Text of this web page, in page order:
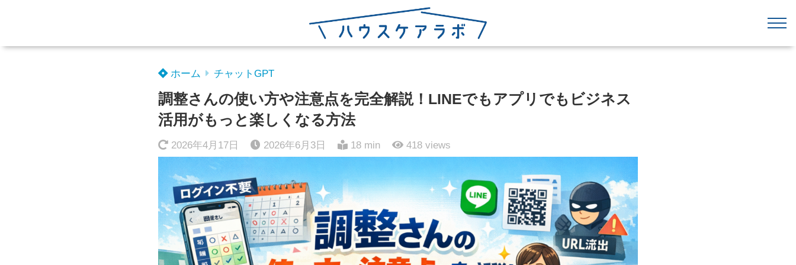
ホーム チャットGPT
調整さんの使い方や注意点を完全解説！LINEでもアプリでもビジネス
活用がもっと楽しくなる方法
2026年4月17日 2026年6月3日 18 min 418 views